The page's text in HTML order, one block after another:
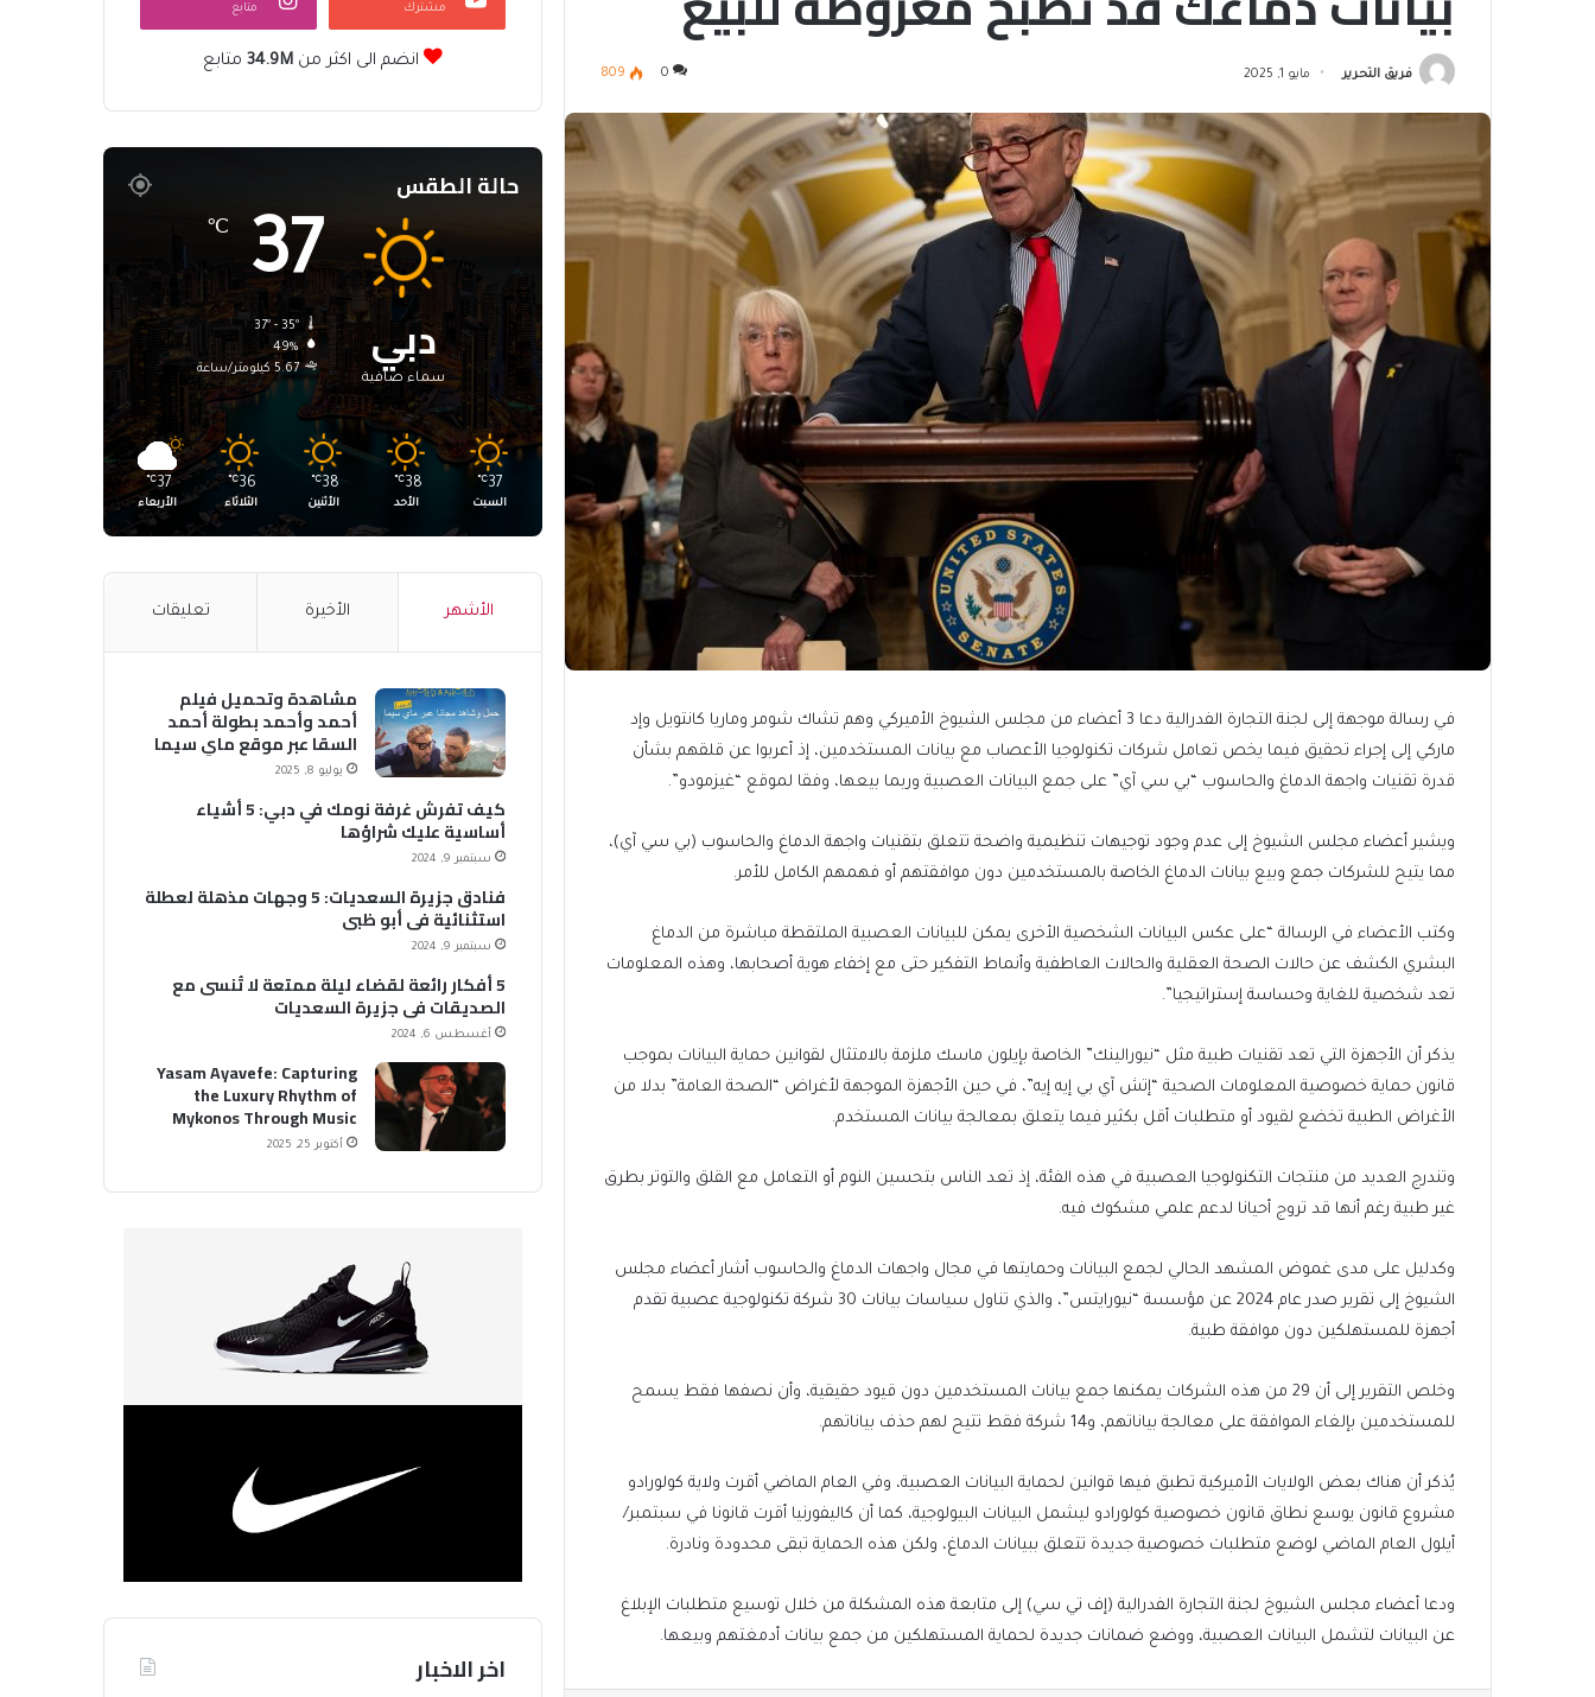
فريق التحرير مايو 1, 2025 0
809
في رسالة موجهة إلى لجنة التجارة الفدرالية دعا 3 أعضاء من مجلس الشيوخ الأميركي وهم تشاك شومر وماريا كانتويل وإد
ماركي إلى إجراء تحقيق فيما يخص تعامل شركات تكنولوجيا الأعصاب مع بيانات المستخدمين، إذ أعربوا عن قلقهم بشأن
قدرة تقنيات واجهة الدماغ والحاسوب “بي سي آي” على جمع البيانات العصبية وربما بيعها، وفقا لموقع “غيزمودو”.
ويشير أعضاء مجلس الشيوخ إلى عدم وجود توجيهات تنظيمية واضحة تتعلق بتقنيات واجهة الدماغ والحاسوب (بي سي آي)،
مما يتيح للشركات جمع وبيع بيانات الدماغ الخاصة بالمستخدمين دون موافقتهم أو فهمهم الكامل للأمر.
وكتب الأعضاء في الرسالة “على عكس البيانات الشخصية الأخرى يمكن للبيانات العصبية الملتقطة مباشرة من الدماغ
البشري الكشف عن حالات الصحة العقلية والحالات العاطفية وأنماط التفكير حتى مع إخفاء هوية أصحابها، وهذه المعلومات
تعد شخصية للغاية وحساسة إستراتيجيا”.
يذكر أن الأجهزة التي تعد تقنيات طبية مثل “نيورالينك” الخاصة بإيلون ماسك ملزمة بالامتثال لقوانين حماية البيانات بموجب
قانون حماية خصوصية المعلومات الصحية “إتش آي بي إيه إيه”، في حين الأجهزة الموجهة لأغراض “الصحة العامة” بدلا من
الأغراض الطبية تخضع لقيود أو متطلبات أقل بكثير فيما يتعلق بمعالجة بيانات المستخدم.
وتندرج العديد من منتجات التكنولوجيا العصبية في هذه الفئة، إذ تعد الناس بتحسين النوم أو التعامل مع القلق والتوتر بطرق
غير طبية رغم أنها قد تروج أحيانا لدعم علمي مشكوك فيه.
وكدليل على مدى غموض المشهد الحالي لجمع البيانات وحمايتها في مجال واجهات الدماغ والحاسوب أشار أعضاء مجلس
الشيوخ إلى تقرير صدر عام 2024 عن مؤسسة “نيورايتس”، والذي تناول سياسات بيانات 30 شركة تكنولوجية عصبية تقدم
أجهزة للمستهلكين دون موافقة طبية.
وخلص التقرير إلى أن 29 من هذه الشركات يمكنها جمع بيانات المستخدمين دون قيود حقيقية، وأن نصفها فقط يسمح
للمستخدمين بإلغاء الموافقة على معالجة بياناتهم، و14 شركة فقط تتيح لهم حذف بياناتهم.
يُذكر أن هناك بعض الولايات الأميركية تطبق فيها قوانين لحماية البيانات العصبية، وفي العام الماضي أقرت ولاية كولورادو
مشروع قانون يوسع نطاق قانون خصوصية كولورادو ليشمل البيانات البيولوجية، كما أن كاليفورنيا أقرت قانونا في سبتمبر/
أيلول العام الماضي لوضع متطلبات خصوصية جديدة تتعلق ببيانات الدماغ، ولكن هذه الحماية تبقى محدودة ونادرة.
ودعا أعضاء مجلس الشيوخ لجنة التجارة الفدرالية (إف تي سي) إلى متابعة هذه المشكلة من خلال توسيع متطلبات الإبلاغ
عن البيانات لتشمل البيانات العصبية، ووضع ضمانات جديدة لحماية المستهلكين من جمع بيانات أدمغتهم وبيعها.
مشترك متابع
انضم الى اكثر من34.9M متابع
حالة الطقس
دبي
سماء صافية
37
℃
37º - 35º
49%
5.67 كيلومتر/ساعة
37
℃
السبت
38
℃
الأحد
38
℃
الأثنين
36
℃
الثلاثاء
37
℃
الأربعاء
الأشهر الأخيرة تعليقات
مشاهدة وتحميل فيلم
أحمد وأحمد بطولة أحمد
السقا عبر موقع ماي سيما
MyCima (وي سيما WeCima)
يوليو 8, 2025
كيف تفرش غرفة نومك في دبي: 5 أشياء
أساسية عليك شراؤها
سبتمبر 9, 2024
فنادق جزيرة السعديات: 5 وجهات مذهلة لعطلة
استثنائية في أبو ظبي
سبتمبر 9, 2024
5 أفكار رائعة لقضاء ليلة ممتعة لا تُنسى مع
الصديقات في جزيرة السعديات
أغسطس 6, 2024
Yasam Ayavefe: Capturing
the Luxury Rhythm of
Mykonos Through Music
أكتوبر 25, 2025
اخر الاخبار